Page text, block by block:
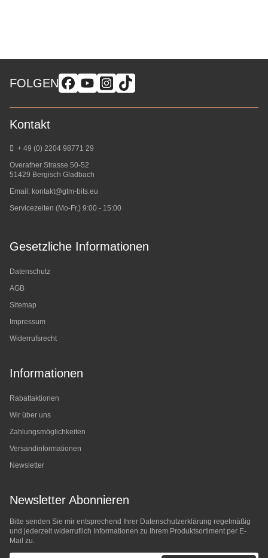
FOLGEN
Kontakt
+ 49 (0) 2204 98771 29
Overather Strasse 50-52
51429 Bergisch Gladbach
Email: kontakt@gtm-bits.eu
Servicezeiten (Mo-Fr.) 9:00 - 15:00
Gesetzliche Informationen
Datenschutz
AGB
Sitemap
Impressum
Widerrufsrecht
Informationen
Rabattaktionen
Wir über uns
Zahlungsmöglichkeiten
Versandinformationen
Newsletter
Newsletter Abonnieren
Bitte senden Sie mir entsprechend Ihrer Datenschutzerklärung regelmäßig
und jederzeit widerruflich Informationen zu Ihrem Produktsortiment per E-
Mail zu.